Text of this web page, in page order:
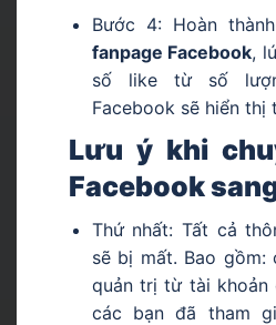
Bước 4: Hoàn
fanpage Facebook,
số like từ số
Facebook sẽ hiển thị
Lưu ý khi
Facebook
Thứ nhất: Tất cả
sẽ bị mất. Bao gồm:
quản trị từ tài khoản
các bạn đã tham